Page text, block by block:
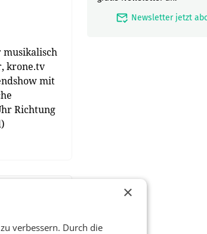
krone.tv
mit
Richtung
mark_email_read Newsletter jetzt
×
verbessern. Durch die